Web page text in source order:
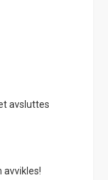
avsluttes
avvikles!